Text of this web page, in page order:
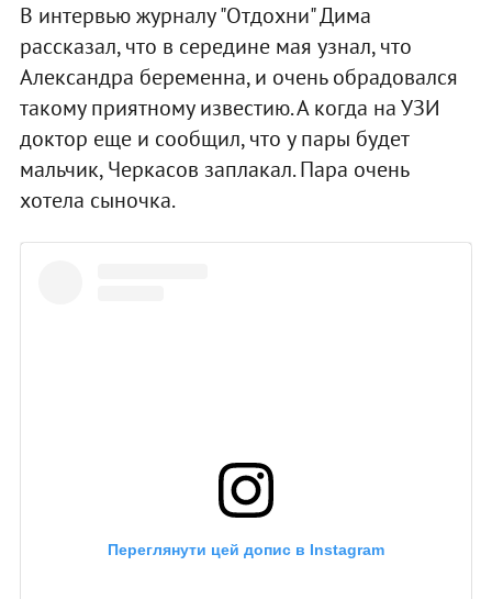
В интервью журналу "Отдохни" Дима
рассказал, что в середине мая узнал, что
Александра беременна, и очень обрадовался
такому приятному известию. А когда на УЗИ
доктор еще и сообщил, что у пары будет
мальчик, Черкасов заплакал. Пара очень
хотела сыночка.
Переглянути цей допис в Instagram